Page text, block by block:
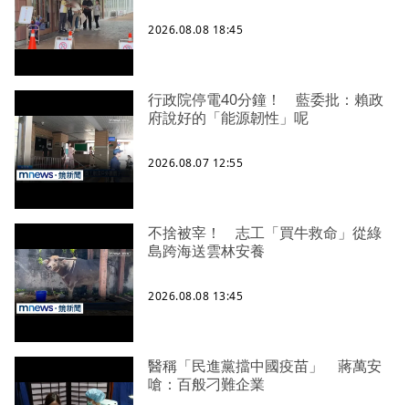
2026.08.08 18:45
行政院停電40分鐘！ 藍委批：賴政
府說好的「能源韌性」呢
2026.08.07 12:55
不捨被宰！ 志工「買牛救命」從綠
島跨海送雲林安養
2026.08.08 13:45
醫稱「民進黨擋中國疫苗」 蔣萬安
嗆：百般刁難企業